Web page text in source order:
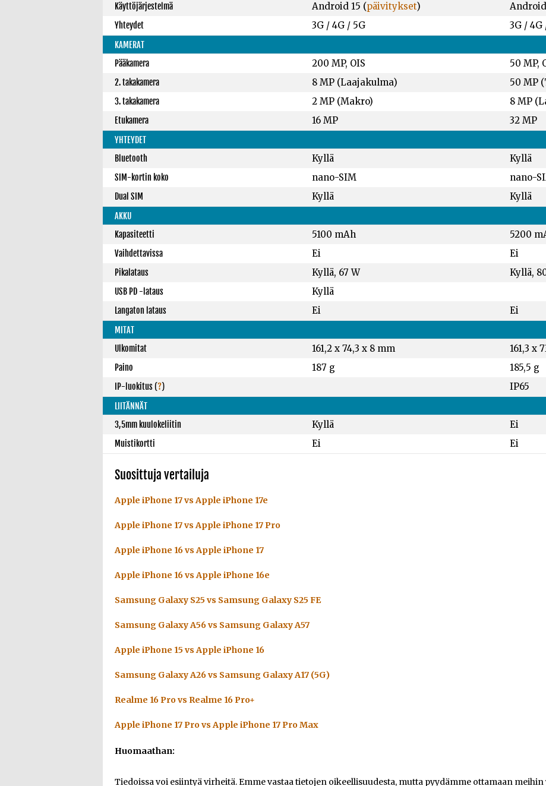
Käyttöjärjestelmä Android 15 (päivitykset) Android
Yhteydet 3G / 4G / 5G 3G / 4G
KAMERAT
Pääkamera
200 MP, OIS 50 MP,
2. takakamera 8 MP (Laajakulma) 50 MP
3. takakamera 2 MP (Makro) 8 MP
Etukamera 16 MP 32 MP
YHTEYDET
Bluetooth
Kyllä Kyllä
SIM-kortin koko nano-SIM nano-
Dual SIM Kyllä Kyllä
AKKU
Kapasiteetti
5100 mAh 5200
Vaihdettavissa Ei Ei
Pikalataus Kyllä, 67 W Kyllä,
USB PD -lataus Kyllä
Langaton lataus Ei Ei
MITAT
Ulkomitat
161,2 x 74,3 x 8 mm 161,3 x
Paino 187 g 185,5 g
IP-luokitus(?) IP65
LIITÄNNÄT
3,5mm kuulokeliitin
Kyllä Ei
Muistikortti Ei Ei
Suosittuja vertailuja
Apple iPhone 17 vs Apple iPhone 17e
Apple iPhone 17 vs Apple iPhone 17 Pro
Apple iPhone 16 vs Apple iPhone 17
Apple iPhone 16 vs Apple iPhone 16e
Samsung Galaxy S25 vs Samsung Galaxy S25 FE
Samsung Galaxy A56 vs Samsung Galaxy A57
Apple iPhone 15 vs Apple iPhone 16
Samsung Galaxy A26 vs Samsung Galaxy A17 (5G)
Realme 16 Pro vs Realme 16 Pro+
Apple iPhone 17 Pro vs Apple iPhone 17 Pro Max
Huomaathan:
Tiedoissa voi esiintyä virheitä. Emme vastaa tietojen oikeellisuudesta, mutta pyydämme ottamaan meihin